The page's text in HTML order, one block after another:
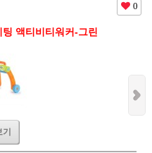
0
액티비티워커-그린